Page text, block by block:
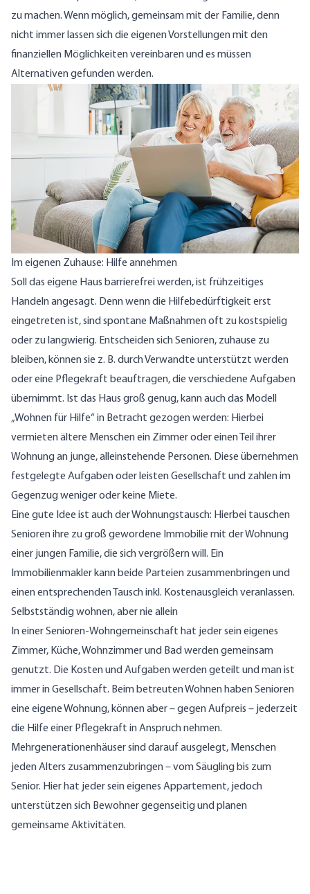
zu machen. Wenn möglich, gemeinsam mit der Familie, denn
nicht immer lassen sich die eigenen Vorstellungen mit den
finanziellen Möglichkeiten vereinbaren und es müssen
Alternativen gefunden werden.
Im eigenen Zuhause: Hilfe annehmen
Soll das eigene Haus barrierefrei werden, ist frühzeitiges
Handeln angesagt. Denn wenn die Hilfebedürftigkeit erst
eingetreten ist, sind spontane Maßnahmen oft zu kostspielig
oder zu langwierig. Entscheiden sich Senioren, zuhause zu
bleiben, können sie z. B. durch Verwandte unterstützt werden
oder eine Pflegekraft beauftragen, die verschiedene Aufgaben
übernimmt. Ist das Haus groß genug, kann auch das Modell
„Wohnen für Hilfe“ in Betracht gezogen werden: Hierbei
vermieten ältere Menschen ein Zimmer oder einen Teil ihrer
Wohnung an junge, alleinstehende Personen. Diese übernehmen
festgelegte Aufgaben oder leisten Gesellschaft und zahlen im
Gegenzug weniger oder keine Miete.
Eine gute Idee ist auch der Wohnungstausch: Hierbei tauschen
Senioren ihre zu groß gewordene Immobilie mit der Wohnung
einer jungen Familie, die sich vergrößern will. Ein
Immobilienmakler kann beide Parteien zusammenbringen und
einen entsprechenden Tausch inkl. Kostenausgleich veranlassen.
Selbstständig wohnen, aber nie allein
In einer Senioren-Wohngemeinschaft hat jeder sein eigenes
Zimmer, Küche, Wohnzimmer und Bad werden gemeinsam
genutzt. Die Kosten und Aufgaben werden geteilt und man ist
immer in Gesellschaft. Beim betreuten Wohnen haben Senioren
eine eigene Wohnung, können aber – gegen Aufpreis – jederzeit
die Hilfe einer Pflegekraft in Anspruch nehmen.
Mehrgenerationenhäuser sind darauf ausgelegt, Menschen
jeden Alters zusammenzubringen – vom Säugling bis zum
Senior. Hier hat jeder sein eigenes Appartement, jedoch
unterstützen sich Bewohner gegenseitig und planen
gemeinsame Aktivitäten.